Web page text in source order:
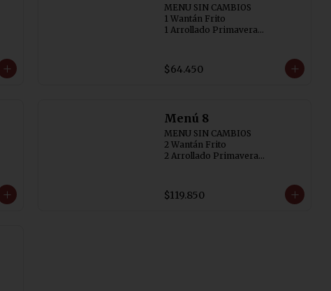
MENU SIN CAMBIOS
1 Wantán Frito
1 Arrollado Primavera
1 Pollo con  Champiñon
1 Arrollado de Marisco
$64.450
Menú 8
MENU SIN CAMBIOS
2 Wantán Frito
2 Arrollado Primavera
1 Costillar Cantonés
1 Chapsui Especial
$119.850